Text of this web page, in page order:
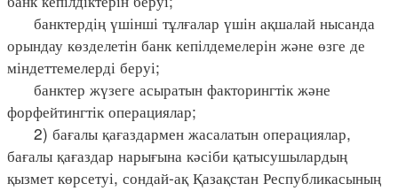
банктердің үшінші тұлғалар үшін ақшалай нысанда
орындау көзделетін банк кепілдемелерін және өзге де
міндеттемелерді беруі;
банктер жүзеге асыратын факторингтік және
форфейтингтік операциялар;
2) бағалы қағаздармен жасалатын операциялар,
бағалы қағаздар нарығына кәсіби қатысушылардың
қызмет көрсетуі, сондай-ақ Қазақстан Республикасының